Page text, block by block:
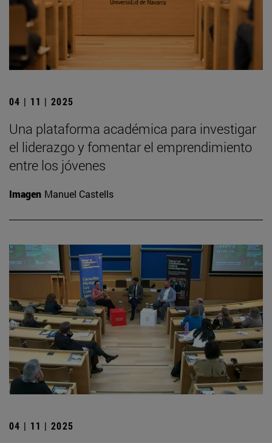
04 | 11 | 2025
Una plataforma académica para investigar
el liderazgo y fomentar el emprendimiento
entre los jóvenes
Imagen Manuel Castells
04 | 11 | 2025